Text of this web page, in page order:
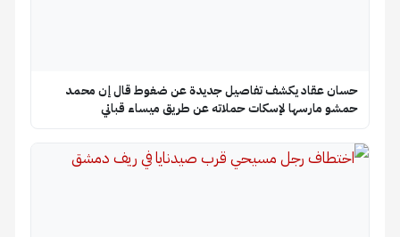
حسان عقاد يكشف تفاصيل جديدة عن ضغوط قال إن محمد
حمشو مارسها لإسكات حملاته عن طريق ميساء قباني